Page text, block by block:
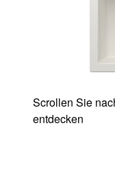
Scrollen Sie
entdecken